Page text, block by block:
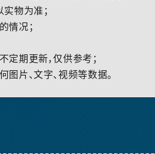
物为准；
情况；
期更新，仅供参考；
片、文字、视频等数据。